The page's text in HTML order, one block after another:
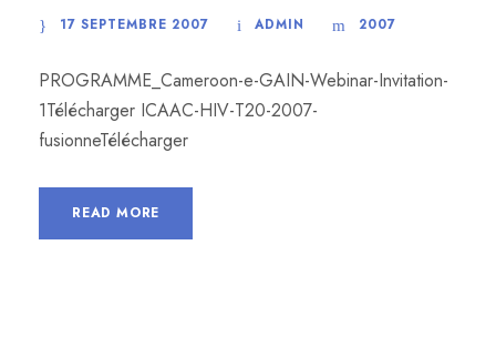
17 SEPTEMBRE 2007 ADMIN 2007
PROGRAMME_Cameroon-e-GAIN-Webinar-Invitation-
1Télécharger ICAAC-HIV-T20-2007-
fusionneTélécharger
READ MORE